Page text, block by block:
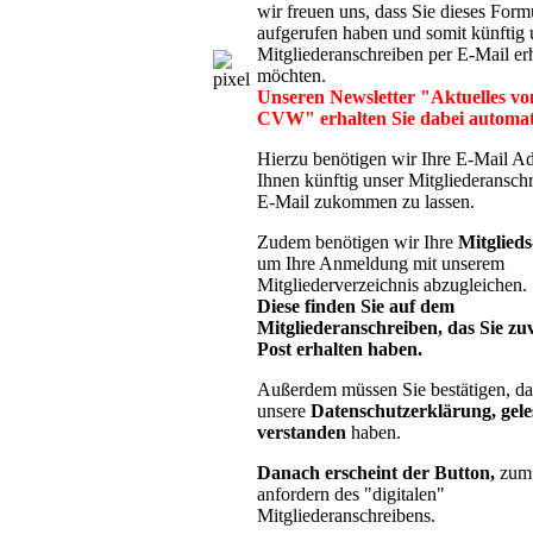
wir freuen uns, dass Sie dieses
aufgerufen haben und somit künftig
Mitgliederanschreiben per E-Mail
möchten.
Unseren Newsletter "Aktuelles
CVW" erhalten Sie dabei
Hierzu benötigen wir Ihre E-Mail
Ihnen künftig unser
E-Mail zukommen zu lassen.
Zudem benötigen wir Ihre
um Ihre Anmeldung mit unserem
Mitgliederverzeichnis abzugleichen.
Diese finden Sie auf dem
Mitgliederanschreiben, das Sie
Post erhalten haben.
Außerdem müssen Sie bestätigen,
unsere Datenschutzerklärung,
verstanden haben.
Danach erscheint der Button, zum
anfordern des "digitalen"
Mitgliederanschreibens.